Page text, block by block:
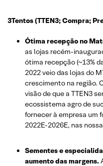
3Tentos (TTEN3; Compra;
Ótima recepção no
as lojas recém-
ótima recepção (~13%
2022 veio das lojas do
crescimento na região.
visão de que a TTEN3
ecossistema agro de
fornecer à empresa um
2022E-2026E, nas
Sementes e
aumento das margens.